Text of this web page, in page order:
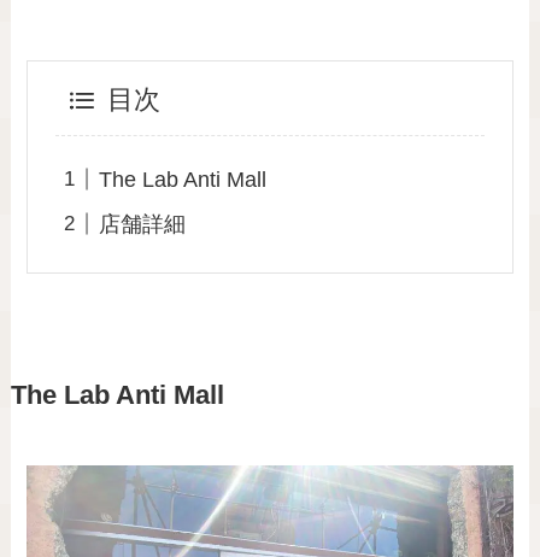
目次
The Lab Anti Mall
店舗詳細
The Lab Anti Mall